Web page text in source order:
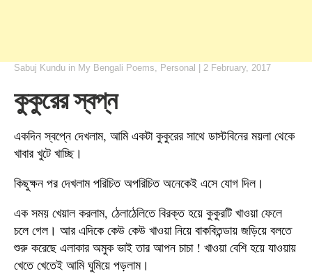
Sabuj Kundu in My Bengali Poems, Personal 2 February, 2017
কুকুরের স্বপ্ন
একদিন স্বপ্নে দেখলাম, আমি একটা কুকুরের সাথে ডাস্টবিনের ময়লা থেকে
খাবার খুটে খাচ্ছি।
কিছুক্ষন পর দেখলাম পরিচিত অপরিচিত অনেকেই এসে যোগ দিল।
এক সময় খেয়াল করলাম, ঠেলাঠেলিতে বিরক্ত হয়ে কুকুরটি খাওয়া ফেলে
চলে গেল। আর এদিকে কেউ কেউ খাওয়া নিয়ে বাকবিতন্ডায় জড়িয়ে বলতে
শুরু করেছে এলাকার অমুক ভাই তার আপন চাচা ! খাওয়া বেশি হয়ে যাওয়ায়
খেতে খেতেই আমি ঘুমিয়ে পড়লাম।